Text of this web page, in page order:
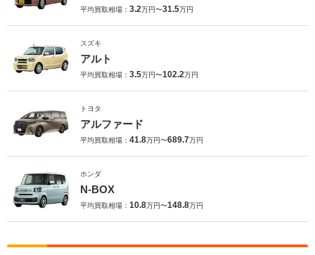
平均買取相場： 3.2万円〜31.5万円
スズキ
アルト
平均買取相場： 3.5万円〜102.2万円
トヨタ
アルファード
平均買取相場： 41.8万円〜689.7万円
ホンダ
N-BOX
平均買取相場： 10.8万円〜148.8万円